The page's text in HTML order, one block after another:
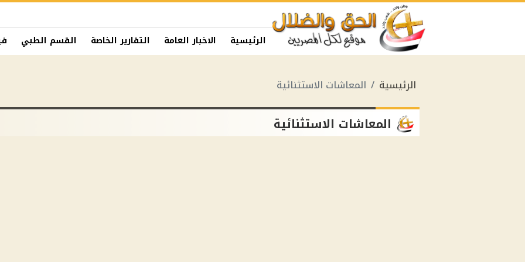
الرئيسية الاخبار العامة التقارير الخاصة القسم الطبي
الرئيسية المعاشات الاستثنائية
المعاشات الاستثنائية